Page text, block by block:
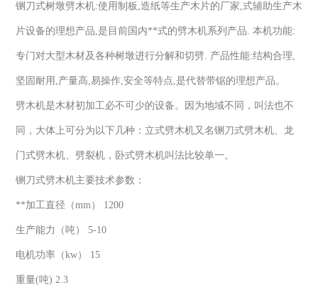
铡刀式树墩劈木机:使用制板,造纸等生产木片的厂家,式辅助生产木
片设备的理想产品,是目前国内**式的劈木机系列产品. 本机功能:
专门对大型木材及各种树墩进行分解和切劈. 产品性能:结构合理,
坚固耐用,产量高,易操作,安全等特点,是代替带锯的理想产品。
劈木机是木材初加工必不可少的设备。因为地域不同，叫法也不
同，大体上可分为以下几种：立式劈木机又名铡刀式劈木机、龙
门式劈木机、劈裂机，卧式劈木机叫法比较单一。
铡刀式劈木机主要技术参数：
**加工直径（mm） 1200
生产能力（吨） 5-10
电机功率（kw） 15
重量(吨) 2.3